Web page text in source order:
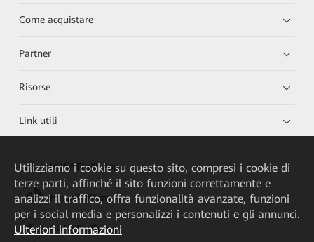
Come acquistare
Partner
Risorse
Link utili
HUAWEI eKit App
Huawei HiKnow App
HUAWEI eFly App
Utilizziamo i cookie su questo sito, compresi i cookie di
terze parti, affinché il sito funzioni correttamente e
analizzi il traffico, offra funzionalità avanzate, funzioni
per i social media e personalizzi i contenuti e gli annunci.
Ulteriori informazioni